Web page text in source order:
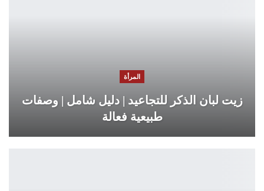
المرأة
زيت لبان الذكر للتجاعيد | دليل شامل | وصفات
طبيعية فعالة